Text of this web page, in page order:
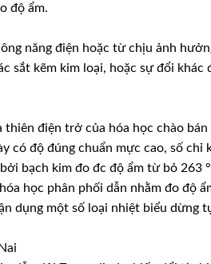
độ ẩm.
năng điện hoặc từ chịu ảnh
sắt kẽm kim loại, hoặc sự đổi
điện trở của hóa học chào bán
có độ đúng chuẩn mực cao, số chỉ
bạch kim đo đc độ ẩm từ bỏ 263
học phân phối dẫn nhằm đo độ
dụng một số loại nhiệt biểu dừng